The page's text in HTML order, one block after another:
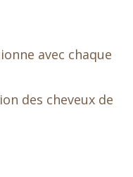
avec chaque
des cheveux de